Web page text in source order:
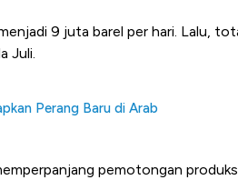
9 juta barel per hari. Lalu,
Juli.
Perang Baru di Arab
pemotongan